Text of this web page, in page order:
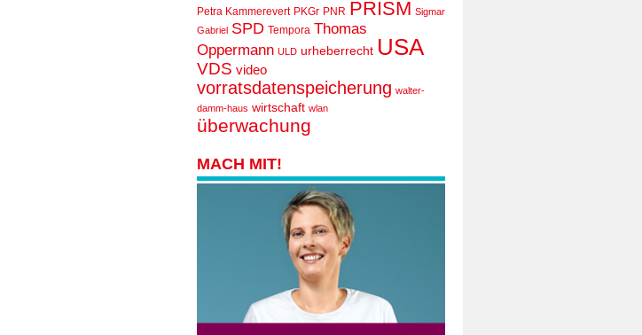
Petra Kammerevert PKGr PNR PRISM Sigmar
Gabriel SPD Tempora Thomas
Oppermann ULD urheberrecht USA
VDS video
vorratsdatenspeicherung walter-
damm-haus wirtschaft wlan
überwachung
MACH MIT!